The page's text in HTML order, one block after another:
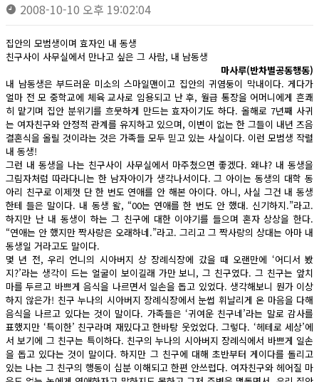
2008-10-10 오후 19:02:04
집안의 모범생이며 효자인 내 동생
친구사이 사무실에서 만나고 싶은 그 사람, 내 남동생
마사루(반차별공동행동)
내 남동생은 부드러운 미소의 스마일맨이고 집안의 귀염둥이 막내이다. 게다가
얼마 전 모 중학교에 체육 교사로 임용되고 난 후, 월급 통장을 어머니에게 흔쾌
히 맡기며 집안 분위기를 흐뭇하게 만드는 효자이기도 하다. 올해로 7년째 사귀
는 여자친구와 안정적 관계를 유지하고 있으며, 이변이 없는 한 그들이 내년 즈음
결혼식을 올릴 것이라는 것은 가족들 모두 믿고 있는 사실이다. 이런 모범생 작렬
내 동생!
그런 내 동생을 나는 친구사이 사무실에서 마주쳤으면 좋겠다. 왜냐? 내 동생을
그림자처럼 따라다니는 한 남자아이가 생각나서이다. 그 아이는 동생의 대학 동
아리 친구로 이제껏 단 한 번도 연애를 안 해본 아이다. 아니, 사실 그건 내 동생
한테 들은 말이다. 내 동생 왈, “00는 연애를 한 번도 안 했대. 신기하지.”라고.
하지만 난 내 동생이 하는 그 친구에 대한 이야기를 들으며 혼자 상상을 한다.
“연애는 안 했지만 짝사랑은 오래하네.”라고. 그리고 그 짝사랑의 상대는 아마 내
동생일 거라고도 말이다.
몇 년 전, 우리 언니의 시아버지 상 장례식장에 갔을 때 오랜만에 ‘어디서 봤
지?’라는 생각이 드는 얼굴이 보이길래 가만 보니, 그 친구였다. 그 친구는 앞치
마를 두르고 바쁘게 음식을 나르면서 일손을 돕고 있었다. 생각해보니 뭔가 이상
하지 않은가! 친구 누나의 시아버지 장례식장에서 눈썹 휘날리게 온 마음을 다해
음식을 나르고 있다는 것이 말이다. 가족들은 ‘귀여운 친구네’라는 말로 감사를
표했지만 ‘특이한’ 친구라며 재밌다고 한바탕 웃었었다. 그렇다. ‘헤테로 세상’에
서 보기에 그 친구는 특이하다. 친구의 누나의 시아버지 장례식에서 바쁘게 일손
을 돕고 있다는 것이 말이다. 하지만 그 친구에 대해 초반부터 게이다를 돌리고
있는 나는 그 친구의 행동이 십분 이해되고 한편 안쓰럽다. 여자친구와 헤어질 마